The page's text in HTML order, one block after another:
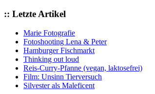
:: Letzte Artikel
Marie Fotografie
Fotoshooting Lena & Peter
Hamburger Fischmarkt
Thinking out loud
Reis-Curry-Pfanne (vegan, laktosefrei)
Film: Unsinn Tierversuch
Silvester als Maleficent